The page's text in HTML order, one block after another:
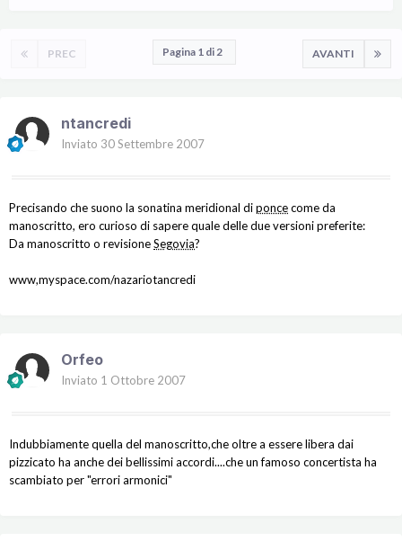
PREC AVANTI
Pagina 1 di 2
ntancredi
Inviato 30 Settembre 2007
Precisando che suono la sonatina meridional diponcecome da
manoscritto, ero curioso di sapere quale delle due versioni preferite:
Da manoscritto o revisioneSegovia?
www,myspace.com/nazariotancredi
Orfeo
Inviato 1 Ottobre 2007
Indubbiamente quella del manoscritto,che oltre a essere libera dai
pizzicato ha anche dei bellissimi accordi....che un famoso concertista ha
scambiato per "errori armonici"